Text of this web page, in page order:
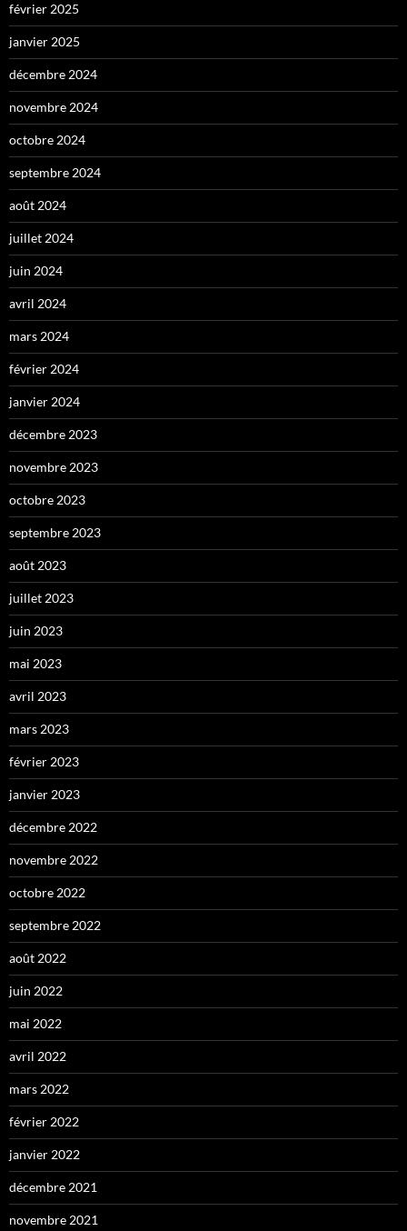
février 2025
janvier 2025
décembre 2024
novembre 2024
octobre 2024
septembre 2024
août 2024
juillet 2024
juin 2024
avril 2024
mars 2024
février 2024
janvier 2024
décembre 2023
novembre 2023
octobre 2023
septembre 2023
août 2023
juillet 2023
juin 2023
mai 2023
avril 2023
mars 2023
février 2023
janvier 2023
décembre 2022
novembre 2022
octobre 2022
septembre 2022
août 2022
juin 2022
mai 2022
avril 2022
mars 2022
février 2022
janvier 2022
décembre 2021
novembre 2021